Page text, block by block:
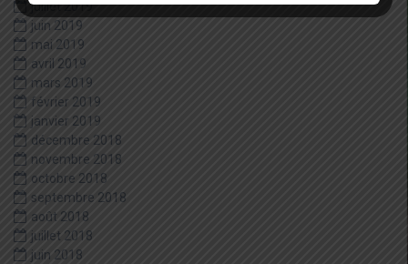
juillet 2019
juin 2019
mai 2019
avril 2019
mars 2019
février 2019
janvier 2019
décembre 2018
novembre 2018
octobre 2018
septembre 2018
août 2018
juillet 2018
juin 2018